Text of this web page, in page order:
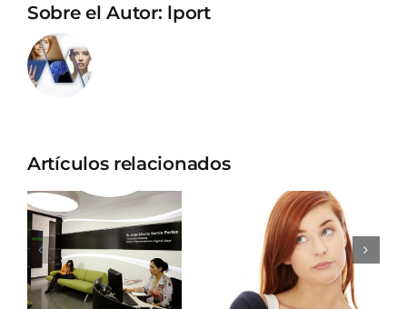
Sobre el Autor: lport
Artículos relacionados
Esto es lo
que debes
evitar en
tu rutina
de
6 mitos
vaginales
que debes
dejar de
creer